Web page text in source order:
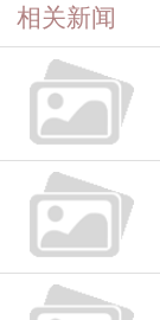
相关新闻